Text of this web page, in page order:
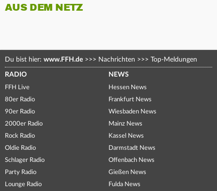
AUS DEM NETZ
Du bist hier: www.FFH.de >>> Nachrichten >>> Top-Meldungen
RADIO
FFH Live
80er Radio
90er Radio
2000er Radio
Rock Radio
Oldie Radio
Schlager Radio
Party Radio
Lounge Radio
NEWS
Hessen News
Frankfurt News
Wiesbaden News
Mainz News
Kassel News
Darmstadt News
Offenbach News
Gießen News
Fulda News